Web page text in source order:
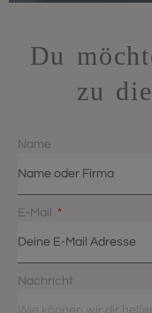
Du
zu
Name
E-Mail
Nachricht